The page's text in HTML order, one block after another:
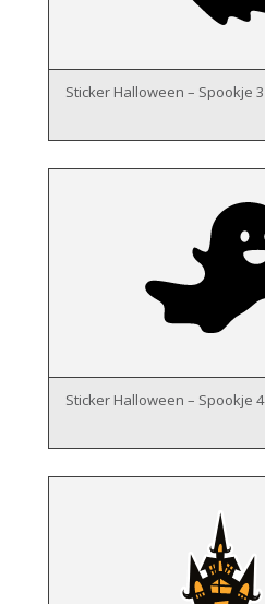
Sticker Halloween – Spookje 3
Sticker Halloween – Spookje 4